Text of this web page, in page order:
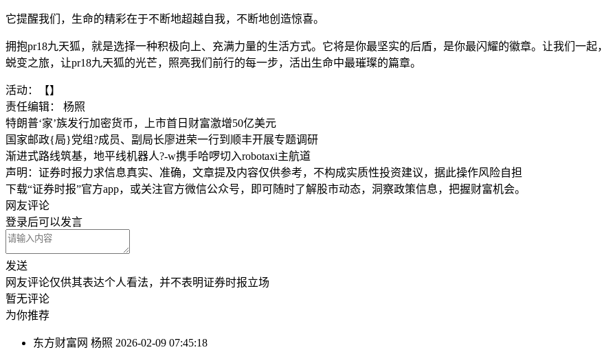
它提醒我们，生命的精彩在于不断地超越自我，不断地创造惊喜。
拥抱pr18九天狐，就是选择一种积极向上、充满力量的生活方式。它将是你最坚实的后盾，是你最闪耀的徽章。让我们一
蜕变之旅，让pr18九天狐的光芒，照亮我们前行的每一步，活出生命中最璀璨的篇章。
活动：【】
责任编辑： 杨照
特朗普‘家’族发行加密货币，上市首日财富激增50亿美元
国家邮政{局}党组?成员、副局长廖进荣一行到顺丰开展专题调研
渐进式路线筑基，地平线机器人?-w携手哈啰切入robotaxi主航道
声明：证券时报力求信息真实、准确，文章提及内容仅供参考，不构成实质性投资建议，据此操作风险自担
下载“证券时报”官方app，或关注官方微信公众号，即可随时了解股市动态，洞察政策信息，把握财富机会。
网友评论
登录后可以发言
发送
网友评论仅供其表达个人看法，并不表明证券时报立场
暂无评论
为你推荐
东方财富网 杨照 2026-02-09 07:45:18